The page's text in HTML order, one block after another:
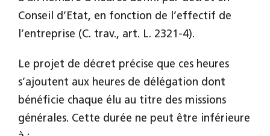
Conseil d’Etat, en fonction de l’effectif de
l’entreprise (C. trav., art. L. 2321-4).
Le projet de décret précise que ces heures
s’ajoutent aux heures de délégation dont
bénéficie chaque élu au titre des missions
générales. Cette durée ne peut être inférieure